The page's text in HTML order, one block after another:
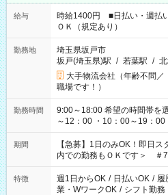
給与
時給1400円 ■日払い・週払
ＯＫ（規定あり）
勤務地
埼玉県坂戸市
坂戸(埼玉県)駅 / 若葉駅 /
大手物流会社（年齢不問
職場です！）
勤務時間
9:00～18:00 希望の時間帯を選べます！ ＜シフト例＞ ・8：30
～12：00 ・10：00～19：
22：00 ・22：00～翌6：00
期間
【急募】1日のみOK！即日
内での勤務もＯＫです＞ ＃7
特徴 週1日からOK / 日払いOK / 履
業・WワークOK / シフト勤務